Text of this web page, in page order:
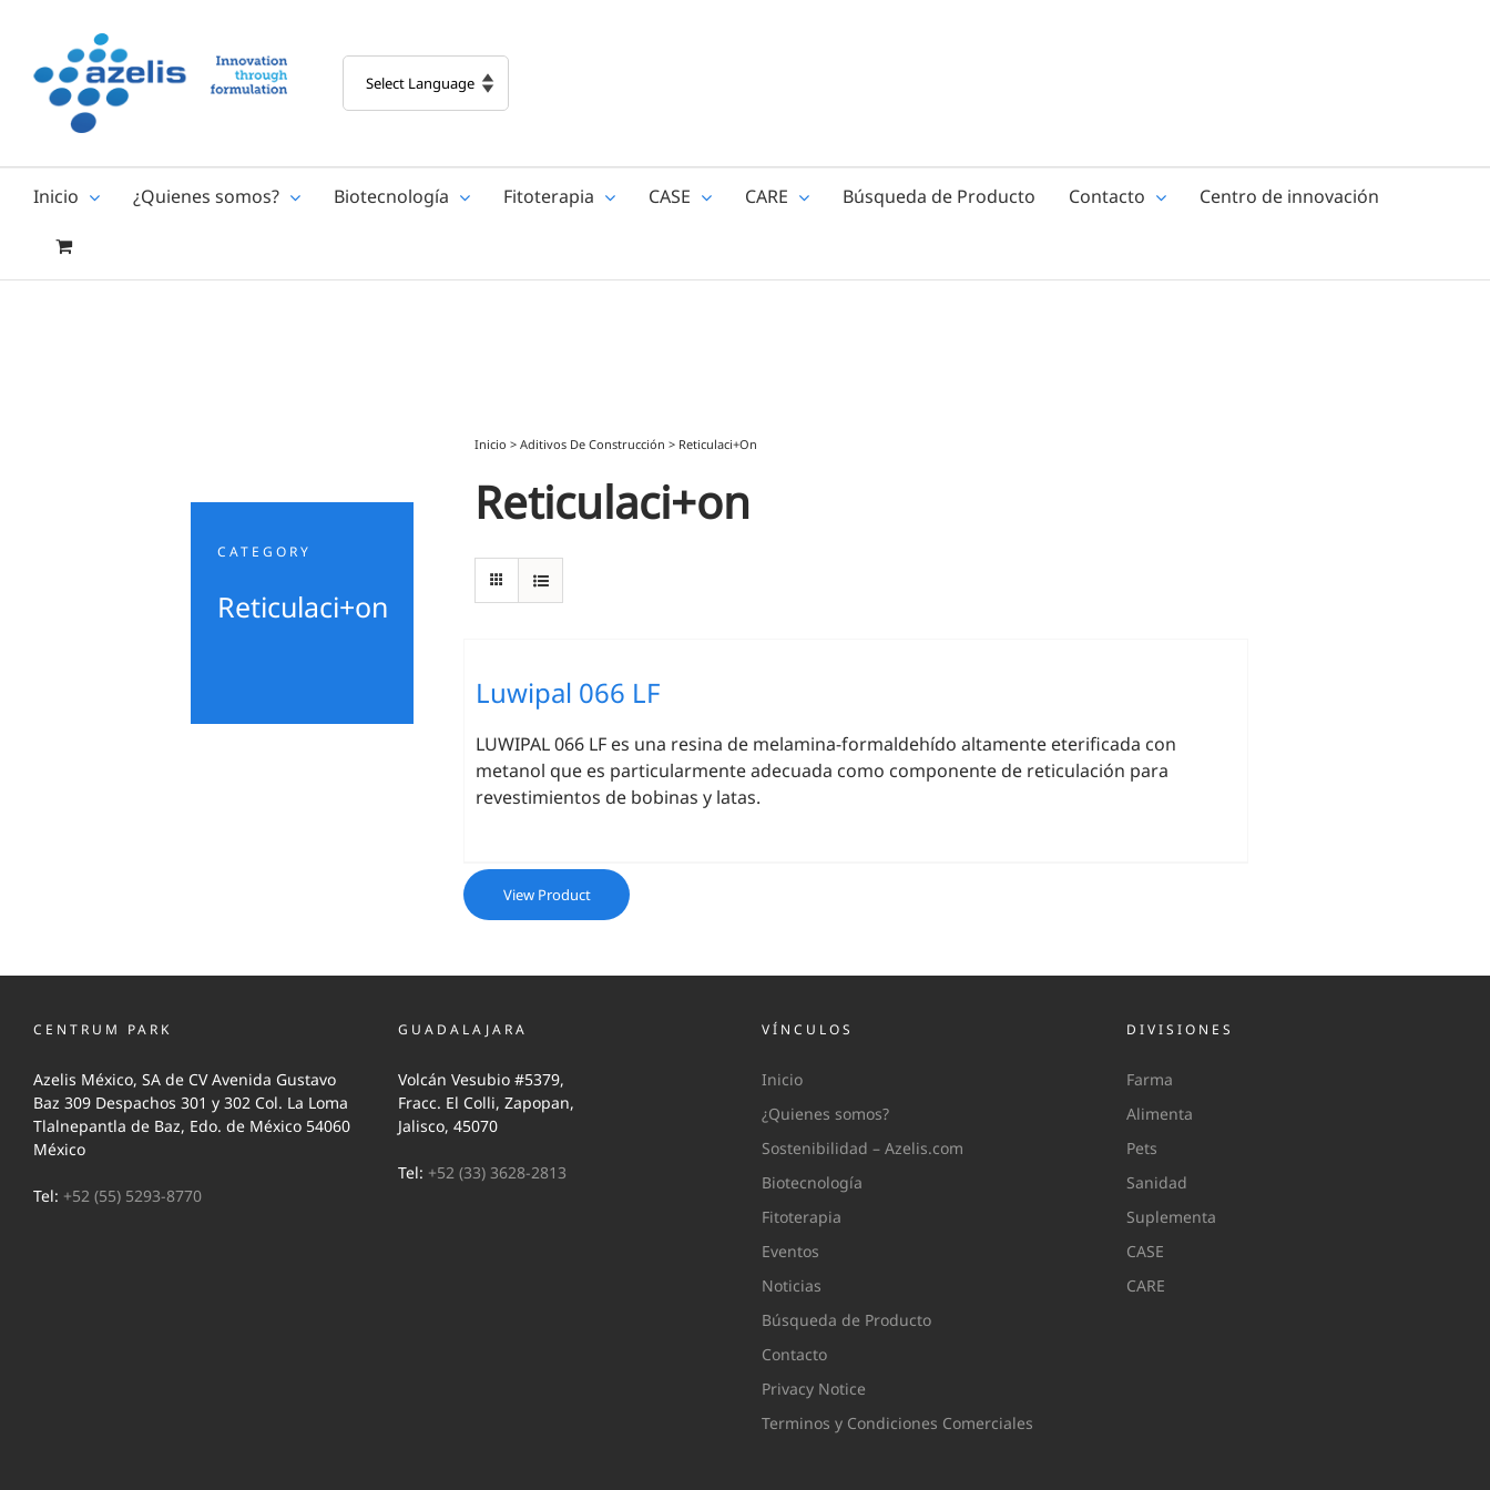
content
Inicio ¿Quienes somos? Biotecnología Fitoterapia CASE CARE Búsqueda de Producto Contacto Centro de innovación
CATEGORY
Reticulaci+on
Inicio > Aditivos De Construcción > Reticulaci+on
Reticulaci+on
Luwipal 066 LF
LUWIPAL 066 LF es una resina de melamina-formaldehído altamente eterificada con
metanol que es particularmente adecuada como componente de reticulación para
revestimientos de bobinas y latas.
View Product
CENTRUM PARK
Azelis México, SA de CV Avenida Gustavo
Baz 309 Despachos 301 y 302 Col. La Loma
Tlalnepantla de Baz, Edo. de México 54060
México
Tel: +52 (55) 5293-8770
GUADALAJARA
Volcán Vesubio #5379,
Fracc. El Colli, Zapopan,
Jalisco, 45070
Tel: +52 (33) 3628-2813
VÍNCULOS
Inicio
¿Quienes somos?
Sostenibilidad – Azelis.com
Biotecnología
Fitoterapia
Eventos
Noticias
Búsqueda de Producto
Contacto
Privacy Notice
Terminos y Condiciones Comerciales
DIVISIONES
Farma
Alimenta
Pets
Sanidad
Suplementa
CASE
CARE